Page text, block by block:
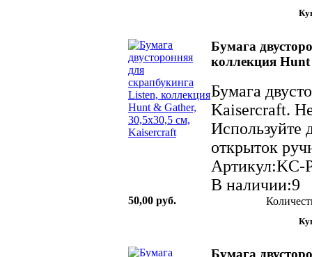
Бумага
коллекция
Бумага
Kaisercraft.
Используйте
открыток
Артикул:KC-
В наличии:9
50,00 руб.
Бумага